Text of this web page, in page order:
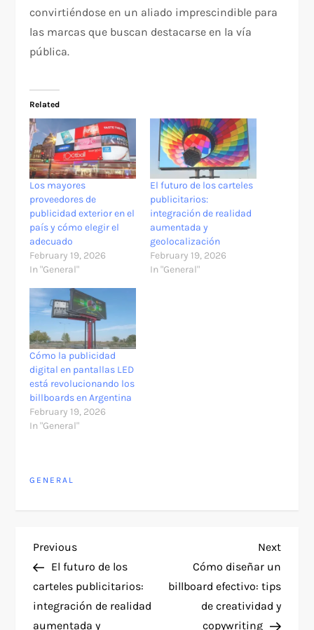
convirtiéndose en un aliado imprescindible para
las marcas que buscan destacarse en la vía
pública.
Related
Los mayores
proveedores de
publicidad exterior en el
país y cómo elegir el
adecuado
February 19, 2026
In "General"
El futuro de los carteles
publicitarios:
integración de realidad
aumentada y
geolocalización
February 19, 2026
In "General"
Cómo la publicidad
digital en pantallas LED
está revolucionando los
billboards en Argentina
February 19, 2026
In "General"
GENERAL
P
o
s
Previous
Post
Previous
El futuro de los
carteles publicitarios:
integración de realidad
aumentada y
Next
Post
Next
Cómo diseñar un
billboard efectivo: tips
de creatividad y
copywriting